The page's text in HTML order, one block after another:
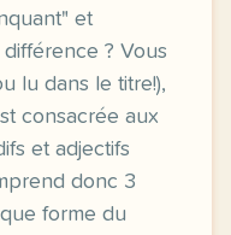
et
? Vous
lu dans le titre!),
consacrée aux
et adjectifs
donc 3
forme du